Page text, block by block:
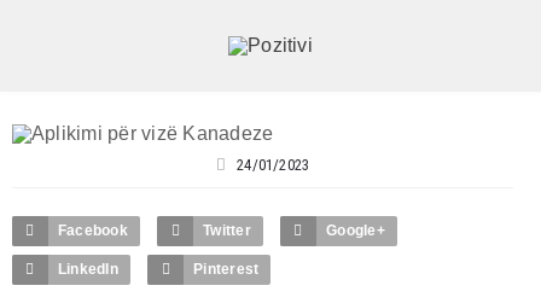
24/01/2023
Facebook Twitter Google+
LinkedIn Pinterest